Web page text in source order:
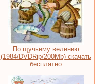
По щучьему велению
(1984/DVDRip/200Мb) скачать
бесплатно